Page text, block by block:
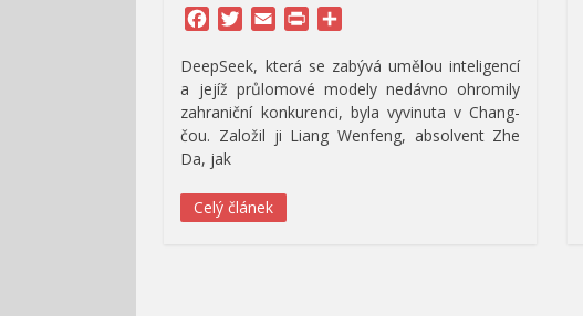
Facebook
Twitter
Email Print
DeepSeek, která se zabývá umělou inteligencí
a jejíž průlomové modely nedávno ohromily
zahraniční konkurenci, byla vyvinuta v Chang-
čou. Založil ji Liang Wenfeng, absolvent Zhe
Da, jak
Celý článek